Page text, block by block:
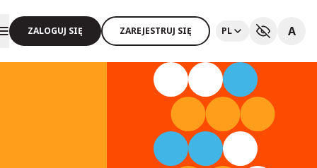
ZALOGUJ SIĘ ZAREJESTRUJ SIĘ PL A